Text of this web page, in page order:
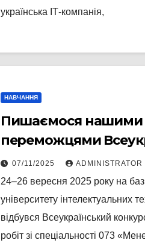
українська ІТ-компанія,
НАВЧАННЯ
Пишаємося нашими
переможцями
конкурсу
07/11/2025 ADMINISTRATOR
24–26 вересня 2025 року на
університету інтелектуальних
відбувся Всеукраїнський
робіт зі спеціальності 073